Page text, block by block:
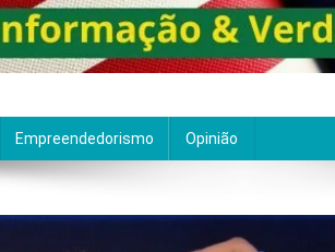
Empreendedorismo Opinião